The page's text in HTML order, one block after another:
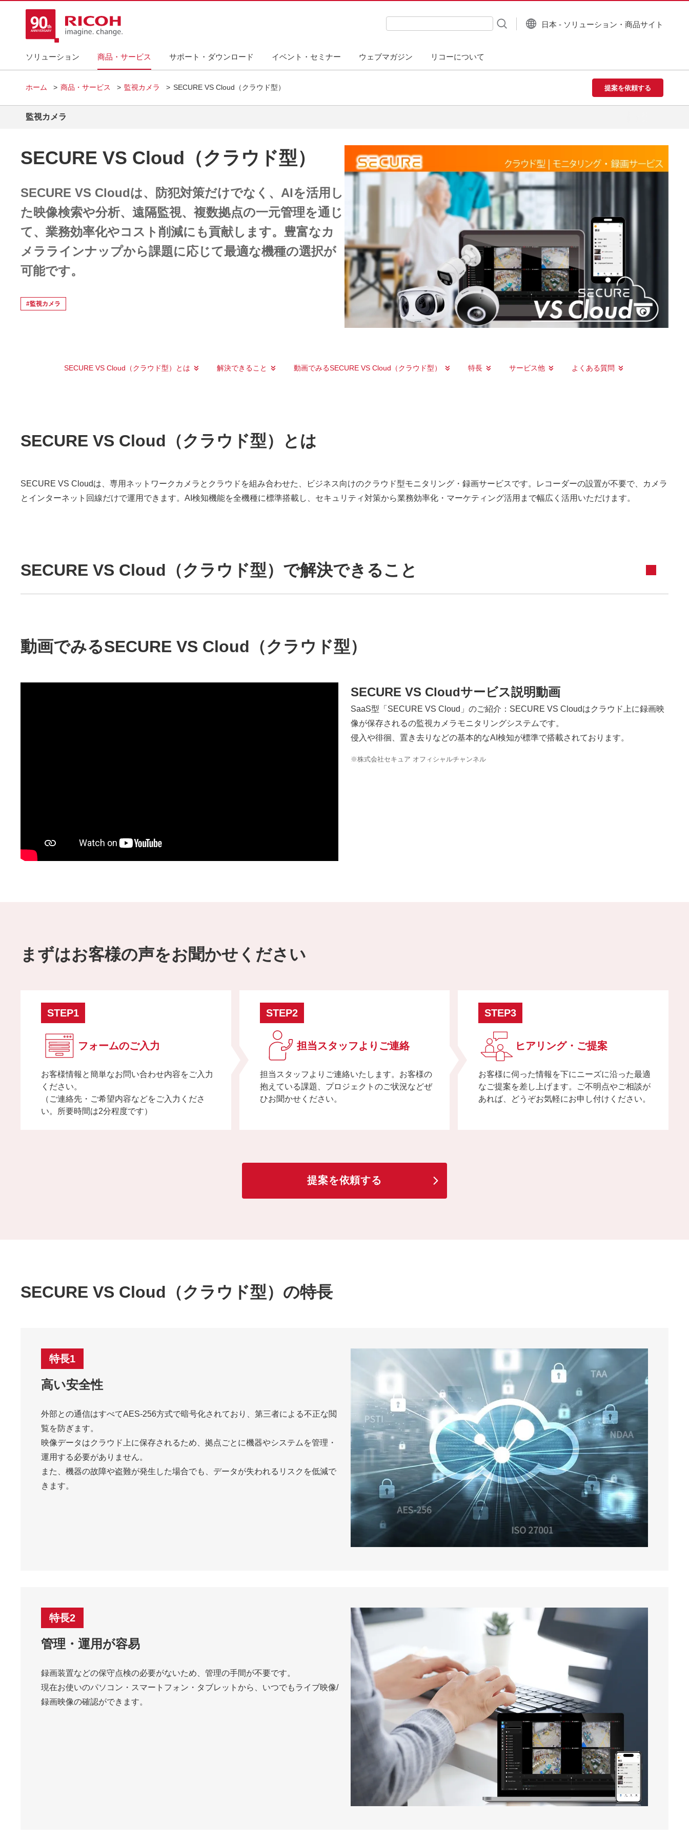
ソリューション 商品・サービス サポート・ダウンロード イベント・セミナー ウェブマガジン リコーについて
検索キーワード入力
日本 - ソリューション・商品サイト
ホーム 商品・サービス 監視カメラ SECURE VS Cloud（クラウド型） 提案を依頼する
監視カメラ
SECURE VS Cloud（クラウド型）
SECURE VS Cloudは、防犯対策だけでなく、AIを活用し
た映像検索や分析、遠隔監視、複数拠点の一元管理を通じ
て、業務効率化やコスト削減にも貢献します。豊富なカ
メララインナップから課題に応じて最適な機種の選択が
可能です。
#監視カメラ
SECURE VS Cloud（クラウド型）とは 解決できること 動画でみるSECURE VS Cloud（クラウド型） 特長 サービス他 よくある質問
SECURE VS Cloud（クラウド型）とは
SECURE VS Cloudは、専用ネットワークカメラとクラウドを組み合わせた、ビジネス向けのクラウド型モニタリング・録画サービスです。レコーダーの設置が不要で、カメラ
とインターネット回線だけで運用できます。AI検知機能を全機種に標準搭載し、セキュリティ対策から業務効率化・マーケティング活用まで幅広く活用いただけます。
SECURE VS Cloud（クラウド型）で解決できること
動画でみるSECURE VS Cloud（クラウド型）
SECURE VS Cloudサービス説明動画
SaaS型「SECURE VS Cloud」のご紹介：SECURE VS Cloudはクラウド上に録画映
像が保存されるの監視カメラモニタリングシステムです。
侵入や徘徊、置き去りなどの基本的なAI検知が標準で搭載されております。
※株式会社セキュア オフィシャルチャンネル
まずはお客様の声をお聞かせください
STEP1
フォームのご入力
お客様情報と簡単なお問い合わせ内容をご入力
ください。
（ご連絡先・ご希望内容などをご入力くださ
い。所要時間は2分程度です）
STEP2
担当スタッフよりご連絡
担当スタッフよりご連絡いたします。お客様の
抱えている課題、プロジェクトのご状況などぜ
ひお聞かせください。
STEP3
ヒアリング・ご提案
お客様に伺った情報を下にニーズに沿った最適
なご提案を差し上げます。ご不明点やご相談が
あれば、どうぞお気軽にお申し付けください。
提案を依頼する
SECURE VS Cloud（クラウド型）の特長
特長1
高い安全性
外部との通信はすべてAES-256方式で暗号化されており、第三者による不正な閲
覧を防ぎます。
映像データはクラウド上に保存されるため、拠点ごとに機器やシステムを管理・
運用する必要がありません。
また、機器の故障や盗難が発生した場合でも、データが失われるリスクを低減で
きます。
特長2
管理・運用が容易
録画装置などの保守点検の必要がないため、管理の手間が不要です。
現在お使いのパソコン・スマートフォン・タブレットから、いつでもライブ映像/
録画映像の確認ができます。